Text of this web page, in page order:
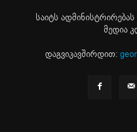
საიტს
მედია
დაგვიკავშირდით: